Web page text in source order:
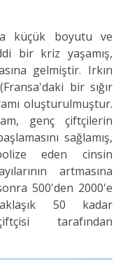
küçük boyutu ve
bir kriz yaşamış,
gelmiştir. Irkın
bir sığır
oluşturulmuştur.
genç çiftçilerin
sağlamış,
eden cinsin
artmasına
500'den 2000'e
50 kadar
tarafından